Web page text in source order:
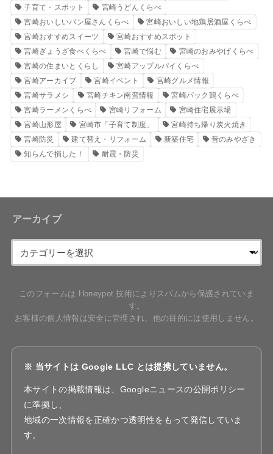
子育て・スポット
宮崎うどんくらべ
宮崎おいしいパン屋さんくらべ
宮崎おいしい地鶏居酒屋くらべ
宮崎おすすめスイーツ
宮崎おすすめスポット
宮崎ぎょうざ食べくらべ
宮崎で悩む
宮崎のおみやげくらべ
宮崎の住まいとくらし
宮崎アップルパイくらべ
宮崎アーカイブ
宮崎イベント
宮崎グルメ情報
宮崎サラメシ
宮崎チキン南蛮情報
宮崎パック鶏くらべ
宮崎ラーメンくらべ
宮崎リフォーム
宮崎住宅展示場
宮崎山形屋
宮崎市「子育て制度」
宮崎持ち帰り炭火焼き
宮崎防災
建て替え・リフォーム 新築住宅
昔のみやざき
知らんで損した！
耐震・防災
アーカイブ
このフォームは Honeypot 技術によりスパムから保護されていま
す。
お客様の個人情報は安全に管理され、他の目的には使用しません。
※ 当サイトは Google LLC とは提携していません。
本サイトの掲載情報は、Googleニュースの公開ポリシー
に準拠し、
地域の一次情報を正確かつ透明性をもって発信していま
す。